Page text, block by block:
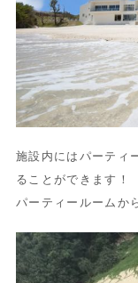
施設内にはパーティ
ることができます！
パーティールームか